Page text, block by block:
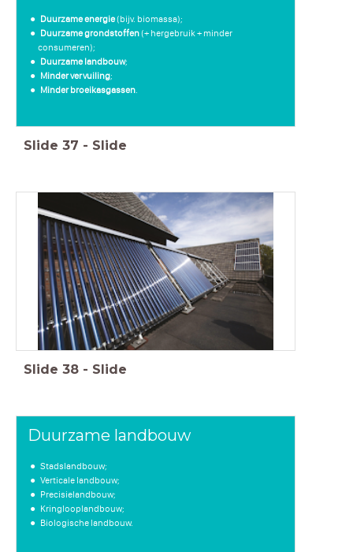
Duurzame energie(bijv. biomassa);
Duurzame grondstoffen(+ hergebruik + minder
consumeren);
Duurzame landbouw;
Minder vervuiling;
Minder broeikasgassen.
Slide 37 - Slide
Slide 38 - Slide
Duurzame landbouw
Stadslandbouw;
Verticale landbouw;
Precisielandbouw;
Kringlooplandbouw;
Biologische landbouw.